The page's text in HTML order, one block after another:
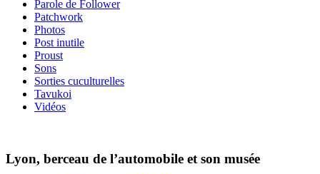
Parole de Follower
Patchwork
Photos
Post inutile
Proust
Sons
Sorties cuculturelles
Tavukoi
Vidéos
Lyon, berceau de l’automobile et son musée